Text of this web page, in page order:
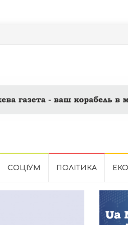
СОЦІУМ ПОЛІТИКА